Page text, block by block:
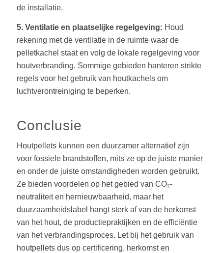
de installatie.
5. Ventilatie en plaatselijke regelgeving: Houd
rekening met de ventilatie in de ruimte waar de
pelletkachel staat en volg de lokale regelgeving voor
houtverbranding. Sommige gebieden hanteren strikte
regels voor het gebruik van houtkachels om
luchtverontreiniging te beperken.
Conclusie
Houtpellets kunnen een duurzamer alternatief zijn
voor fossiele brandstoffen, mits ze op de juiste manier
en onder de juiste omstandigheden worden gebruikt.
Ze bieden voordelen op het gebied van CO₂-
neutraliteit en hernieuwbaarheid, maar het
duurzaamheidslabel hangt sterk af van de herkomst
van het hout, de productiepraktijken en de efficiëntie
van het verbrandingsproces. Let bij het gebruik van
houtpellets dus op certificering, herkomst en